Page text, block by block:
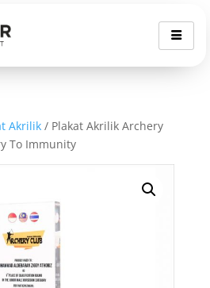
Akrilik/ Plakat Akrilik Archery
To Immunity